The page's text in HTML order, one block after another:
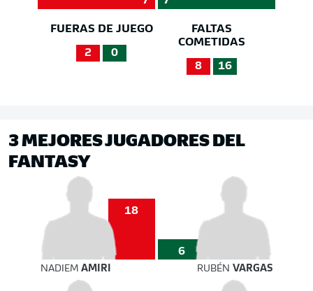
FUERAS DE JUEGO
2 0
FALTAS
COMETIDAS
8 16
3 MEJORES JUGADORES DEL
FANTASY
18
6
NADIEM AMIRI RUBÉN VARGAS